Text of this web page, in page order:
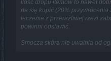
ilość dropu itemów to nawet
da się kupić (20% przywrócenia
leczenie z przeraźliwej rzezi
powinni odstawić.
Smocza skóra nie uwalnia od